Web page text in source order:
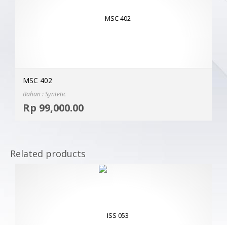
MSC 402
Bahan : Syntetic
Rp 99,000.00
Related products